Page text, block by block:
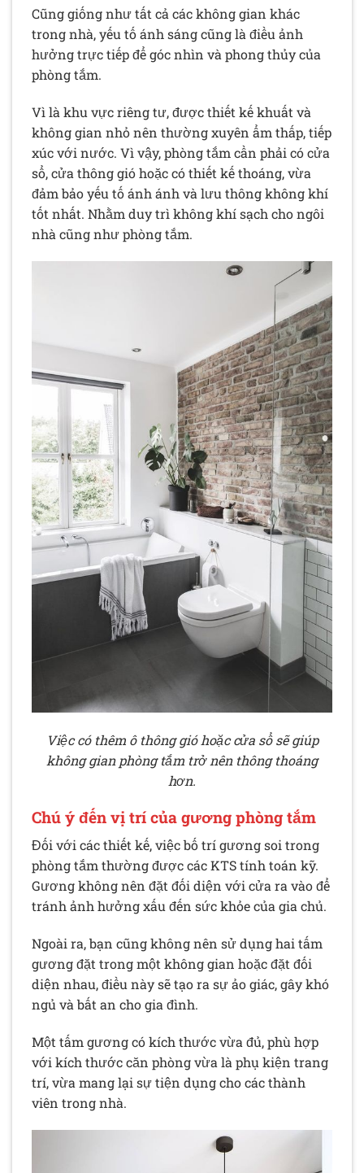
Cũng giống như tất cả các không gian khác
trong nhà, yếu tố ánh sáng cũng là điều ảnh
hưởng trực tiếp để góc nhìn và phong thủy của
phòng tắm.
Vì là khu vực riêng tư, được thiết kế khuất và
không gian nhỏ nên thường xuyên ẩm thấp, tiếp
xúc với nước. Vì vậy, phòng tắm cần phải có cửa
sổ, cửa thông gió hoặc có thiết kế thoáng, vừa
đảm bảo yếu tố ánh ánh và lưu thông không khí
tốt nhất. Nhằm duy trì không khí sạch cho ngôi
nhà cũng như phòng tắm.
Việc có thêm ô thông gió hoặc cửa sổ sẽ giúp
không gian phòng tắm trở nên thông thoáng
hơn.
Chú ý đến vị trí của gương phòng tắm
Đối với các thiết kế, việc bố trí gương soi trong
phòng tắm thường được các KTS tính toán kỹ.
Gương không nên đặt đối diện với cửa ra vào để
tránh ảnh hưởng xấu đến sức khỏe của gia chủ.
Ngoài ra, bạn cũng không nên sử dụng hai tấm
gương đặt trong một không gian hoặc đặt đối
diện nhau, điều này sẽ tạo ra sự ảo giác, gây khó
ngủ và bất an cho gia đình.
Một tấm gương có kích thước vừa đủ, phù hợp
với kích thước căn phòng vừa là phụ kiện trang
trí, vừa mang lại sự tiện dụng cho các thành
viên trong nhà.